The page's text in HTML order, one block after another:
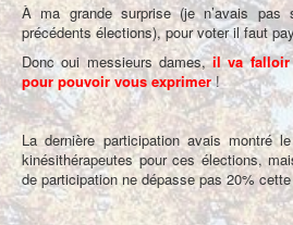
À ma grande surprise (je n’avais pas
précédents élections), pour voter il faut
Donc oui messieurs dames,il va falloir
pour pouvoir vous exprimer!
La dernière participation avais montré
kinésithérapeutes pour ces élections,
de participation ne dépasse pas 20%